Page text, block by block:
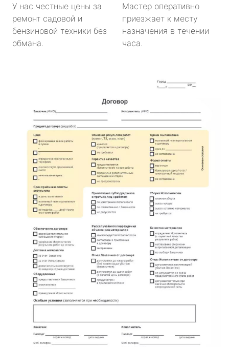
У нас честные цены за
ремонт садовой и
бензиновой техники без
обмана.
Мастер оперативно
приезжает к месту
назначения в течении
часа.